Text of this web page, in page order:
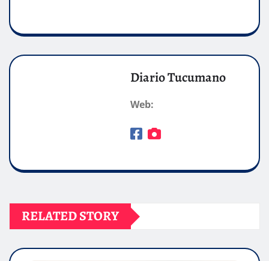
Diario Tucumano
Web:
RELATED STORY